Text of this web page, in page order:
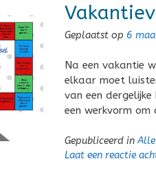
Geplaatst op 6
Na een vakantie
elkaar moet
van een
een werkvorm om
Gepubliceerd in
Laat een reactie